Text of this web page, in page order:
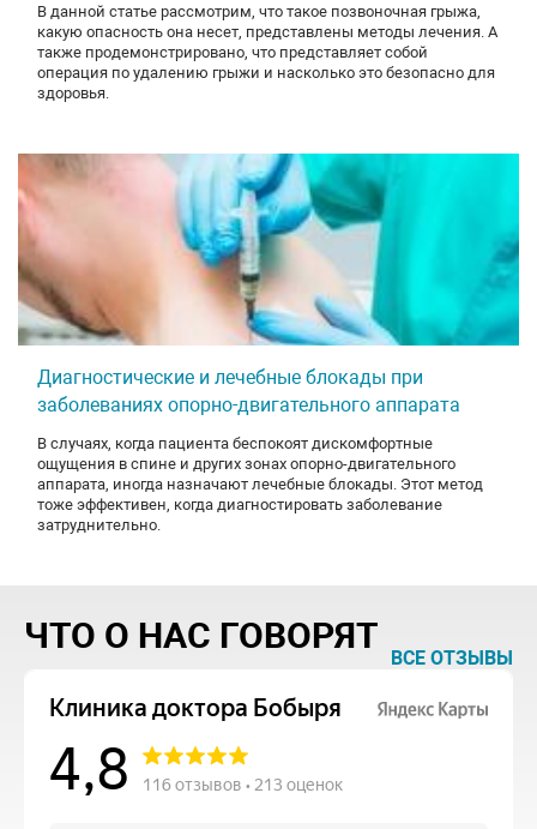
В данной статье рассмотрим, что такое позвоночная грыжа,
какую опасность она несет, представлены методы лечения. А
также продемонстрировано, что представляет собой
операция по удалению грыжи и насколько это безопасно для
здоровья.
Диагностические и лечебные блокады при
заболеваниях опорно-двигательного аппарата
В случаях, когда пациента беспокоят дискомфортные
ощущения в спине и других зонах опорно-двигательного
аппарата, иногда назначают лечебные блокады. Этот метод
тоже эффективен, когда диагностировать заболевание
затруднительно.
ЧТО О НАС ГОВОРЯТ
ВСЕ ОТЗЫВЫ